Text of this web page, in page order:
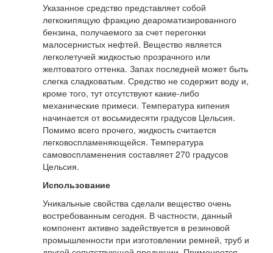
Указанное средство представляет собой
легкокипящую фракцию деароматизированного
бензина, получаемого за счет перегонки
малосернистых нефтей. Вещество является
легколетучей жидкостью прозрачного или
желтоватого оттенка. Запах последней может быть
слегка сладковатым. Средство не содержит воду и,
кроме того, тут отсутствуют какие-либо
механические примеси. Температура кипения
начинается от восьмидесяти градусов Цельсия.
Помимо всего прочего, жидкость считается
легковоспламеняющейся. Температура
самовоспламенения составляет 270 градусов
Цельсия.
Использование
Уникальные свойства сделали вещество очень
востребованным сегодня. В частности, данный
компонент активно задействуется в резиновой
промышленности при изготовлении ремней, труб и